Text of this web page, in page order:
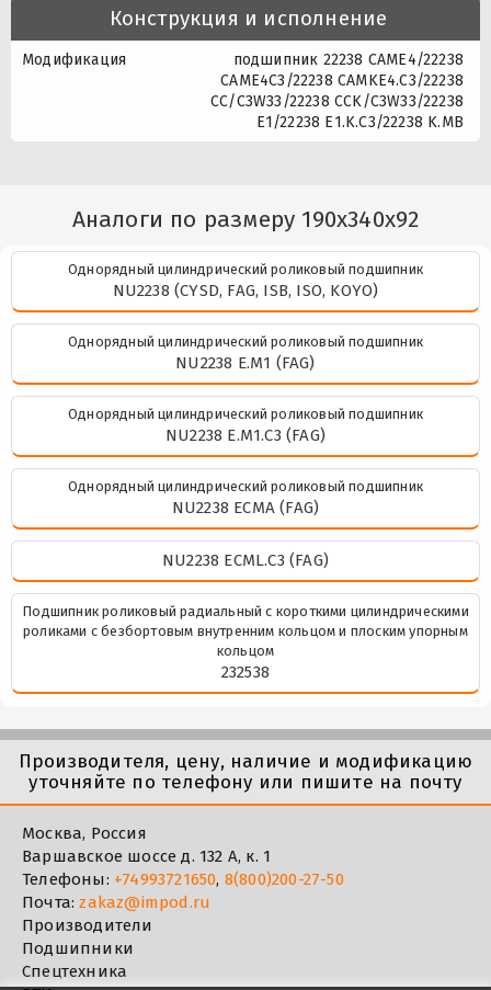
Конструкция и исполнение
Модификация
подшипник 22238 CAME4/22238
CAME4C3/22238 CAMKE4.C3/22238
CC/C3W33/22238 CCK/C3W33/22238
E1/22238 E1.K.C3/22238 K.MB
Аналоги по размеру 190x340x92
Однорядный цилиндрический роликовый подшипник
NU2238 (CYSD, FAG, ISB, ISO, KOYO)
Однорядный цилиндрический роликовый подшипник
NU2238 E.M1 (FAG)
Однорядный цилиндрический роликовый подшипник
NU2238 E.M1.C3 (FAG)
Однорядный цилиндрический роликовый подшипник
NU2238 ECMA (FAG)
NU2238 ECML.C3 (FAG)
Подшипник роликовый радиальный с короткими цилиндрическими
роликами с безбортовым внутренним кольцом и плоским упорным
кольцом
232538
Производителя, цену, наличие и модификацию
уточняйте по телефону или пишите на почту
Москва, Россия
Варшавское шоссе д. 132 А, к. 1
Телефоны: +74993721650, 8(800)200-27-50
Почта:zakaz@impod.ru
Производители
Подшипники
Спецтехника